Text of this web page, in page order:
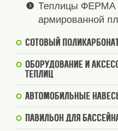
Теплицы ФЕРМА
армированной
Сотовый поликарбонат
Оборудование и
теплиц
Автомобильные
Павильон для